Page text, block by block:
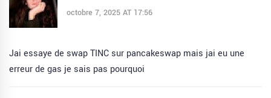
octobre 7, 2025 AT 17:56
Jai essaye de swap TINC sur pancakeswap mais jai eu une
erreur de gas je sais pas pourquoi